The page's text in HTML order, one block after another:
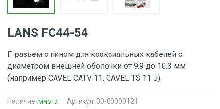
LANS FС44-54
F-разъем с пином для коаксиальных кабелей с
диаметром внешней оболочки от 9.9 до 10.3 мм
(например CAVEL CATV 11, CAVEL TS 11 J).
Наличие: много Артикул: 00-00000121